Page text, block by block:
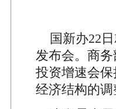
国新办22日
发布会。商
投资增速会
经济结构的调